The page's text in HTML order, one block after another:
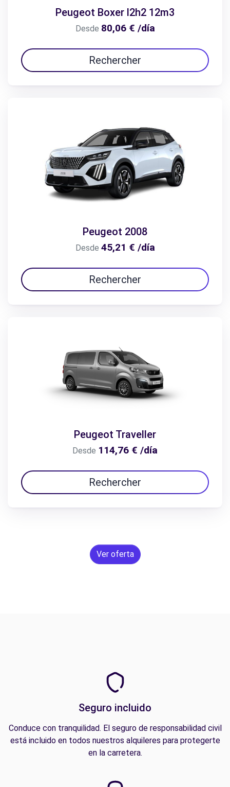
Peugeot Boxer l2h2 12m3
Desde 80,06 € /día
Rechercher
Peugeot 2008
Desde 45,21 € /día
Rechercher
Peugeot Traveller
Desde 114,76 € /día
Rechercher
Ver oferta
Seguro incluido
Conduce con tranquilidad. El seguro de responsabilidad civil
está incluido en todos nuestros alquileres para protegerte
en la carretera.